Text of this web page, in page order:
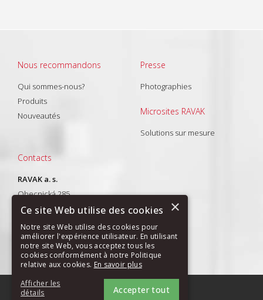
Nous recommandons
Qui sommes-nous?
Produits
Nouveautés
Presse
Photographies
Microsites RAVAK
Solutions sur mesure
Contacts
RAVAK a. s.
Obecnická 285
261 01 Příbram I
T: +420 318 427 288
E-mail:export@ravak.com
PLAN DU SITE
×
Ce site Web utilise des cookies
Notre site Web utilise des cookies pour
améliorer l'expérience utilisateur. En utilisant
notre site Web, vous acceptez tous les
cookies conformément à notre Politique
relative aux cookies. En savoir plus
Accepter tout
Afficher les
détails